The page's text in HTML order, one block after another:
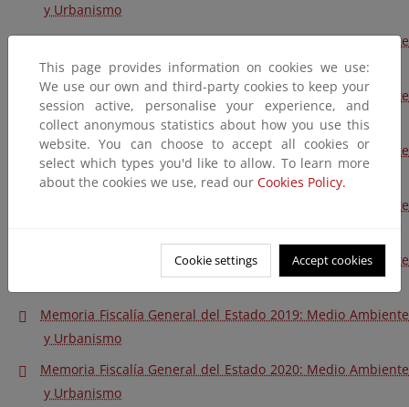
y Urbanismo
Memoria Fiscalía General del Estado 2014: Medio Ambiente
y Urbanismo
Memoria Fiscalía General del Estado 2015: Medio Ambiente
y Urbanismo
Memoria Fiscalía General del Estado 2016: Medio Ambiente
y Urbanismo
Memoria Fiscalía General del Estado 2017: Medio Ambiente
Memoria Fiscalía General del Estado 2018: Medio Ambiente
Memoria Fiscalía General del Estado 2019: Medio Ambiente
y Urbanismo
Memoria Fiscalía General del Estado 2020: Medio Ambiente
y Urbanismo
This page provides information on cookies we use:
We use our own and third-party cookies to keep your
session active, personalise your experience, and
collect anonymous statistics about how you use this
website. You can choose to accept all cookies or
select which types you'd like to allow. To learn more
about the cookies we use, read our Cookies Policy.
Cookie settings Accept cookies